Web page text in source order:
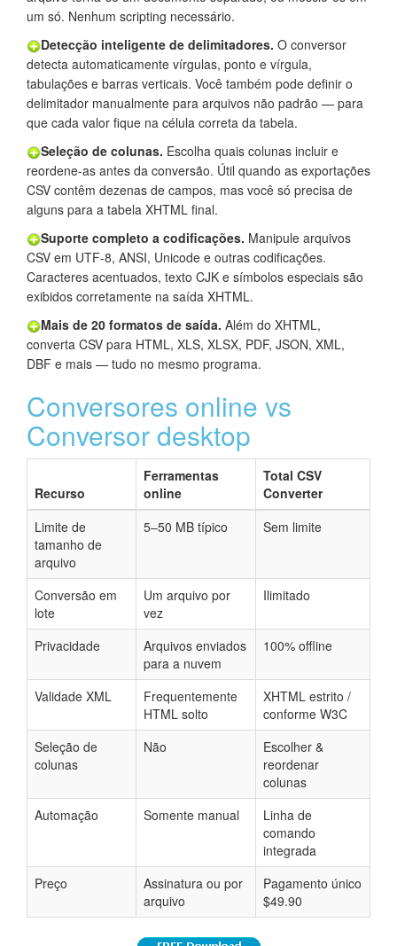
um só. Nenhum scripting necessário.
Detecção inteligente de delimitadores. O conversor
detecta automaticamente vírgulas, ponto e vírgula,
tabulações e barras verticais. Você também pode definir o
delimitador manualmente para arquivos não padrão — para
que cada valor fique na célula correta da tabela.
Seleção de colunas. Escolha quais colunas incluir e
reordene-as antes da conversão. Útil quando as exportações
CSV contêm dezenas de campos, mas você só precisa de
alguns para a tabela XHTML final.
Suporte completo a codificações. Manipule arquivos
CSV em UTF-8, ANSI, Unicode e outras codificações.
Caracteres acentuados, texto CJK e símbolos especiais são
exibidos corretamente na saída XHTML.
Mais de 20 formatos de saída. Além do XHTML,
converta CSV para HTML, XLS, XLSX, PDF, JSON, XML,
DBF e mais — tudo no mesmo programa.
Conversores online vs
Conversor desktop
Recurso
Ferramentas
online
Total CSV
Converter
Limite de
tamanho de
arquivo
5–50 MB típico Sem limite
Conversão em
lote
Um arquivo por
vez
Ilimitado
Privacidade
Arquivos enviados
para a nuvem
100% offline
Validade XML
Frequentemente
HTML solto
XHTML estrito /
conforme W3C
Seleção de
colunas
Não
Escolher &
reordenar
colunas
Automação
Somente manual
Linha de
comando
integrada
Preço
Assinatura ou por
arquivo
Pagamento único
$49.90